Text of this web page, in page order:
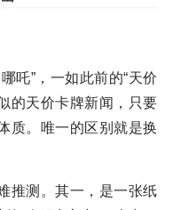
吒”，一如此前的“天价
的天价卡牌新闻，只要
质。唯一的区别就是换
推测。其一，是一张纸